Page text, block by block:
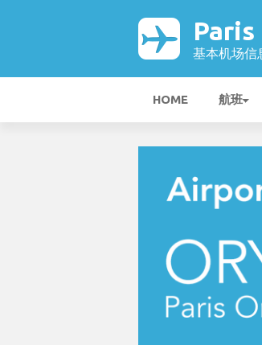
基本机场信
HOME 航班